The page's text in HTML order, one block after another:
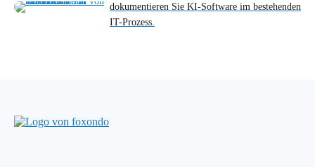
dokumentieren Sie KI-Software im bestehenden
IT-Prozess.